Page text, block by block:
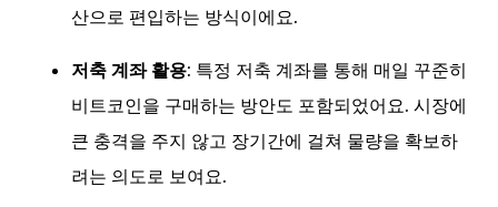
산으로 편입하는 방식이에요.
저축 계좌 활용: 특정 저축 계좌를 통해 매일 꾸준히
비트코인을 구매하는 방안도 포함되었어요. 시장에
큰 충격을 주지 않고 장기간에 걸쳐 물량을 확보하
려는 의도로 보여요.